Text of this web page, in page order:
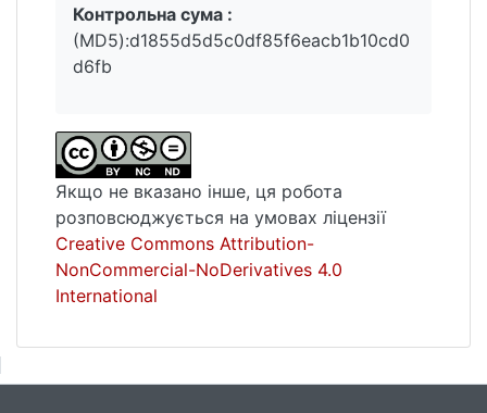
Контрольна сума :
(MD5):d1855d5d5c0df85f6eacb1b10cd0
d6fb
Якщо не вказано інше, ця робота
розповсюджується на умовах ліцензії
Creative Commons Attribution-
NonCommercial-NoDerivatives 4.0
International